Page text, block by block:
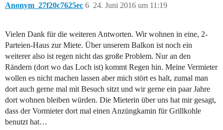
Anonym_27f20c7625ec 24. Juni 2016 um 11:19
6
Vielen Dank für die weiteren Antworten. Wir wohnen in eine, 2-
Parteien-Haus zur Miete. Über unserem Balkon ist noch ein
weiterer also ist regen nicht das große Problem. Nur an den
Rändern (dort wo das Loch ist) kommt Regen hin. Meine Vermieter
wollen es nicht machen lassen aber mich stört es halt, zumal man
dort auch gerne mal mit Besuch sitzt und wir gerne ein paar Jahre
dort wohnen bleiben würden. Die Mieterin über uns hat mir gesagt,
dass der Vormieter dort mal einen Anzüngkamin für Grillkohle
benutzt hat…